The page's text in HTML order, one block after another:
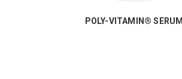
POLY-VITAMIN® SERUM